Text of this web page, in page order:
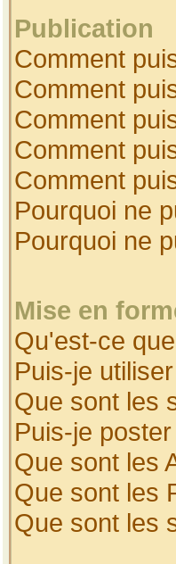
Publication
Comment
Comment
Comment
Comment
Comment
Pourquoi ne
Pourquoi ne
Mise en
Qu'est-ce
Puis-je
Que sont les
Puis-je
Que sont les
Que sont les
Que sont les